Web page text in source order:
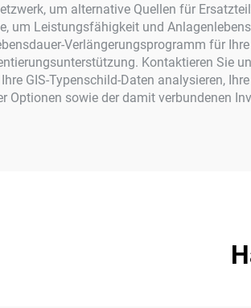
um alternative Quellen für
um Leistungsfähigkeit und
Verlängerungsprogramm für
Kontaktieren Sie
GIS-Typenschild-Daten analysieren,
Optionen sowie der damit verbundenen